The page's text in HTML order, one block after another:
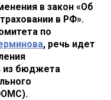
в закон «Об
в РФ».
по
, речь идет
бюджета